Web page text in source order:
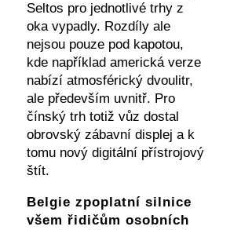
Seltos pro jednotlivé trhy z
oka vypadly. Rozdíly ale
nejsou pouze pod kapotou,
kde například americká verze
nabízí atmosférický dvoulitr,
ale především uvnitř. Pro
čínský trh totiž vůz dostal
obrovský zábavní displej a k
tomu nový digitální přístrojový
štít.
Belgie zpoplatní silnice
všem řidičům osobních